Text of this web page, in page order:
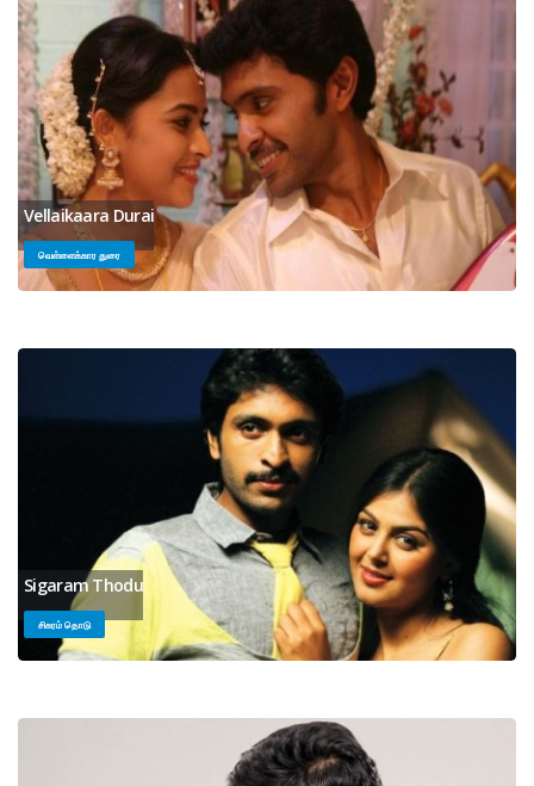
Vellaikaara Durai
வெள்ளைக்கார துரை
Sigaram Thodu
சிகரம் தொடு